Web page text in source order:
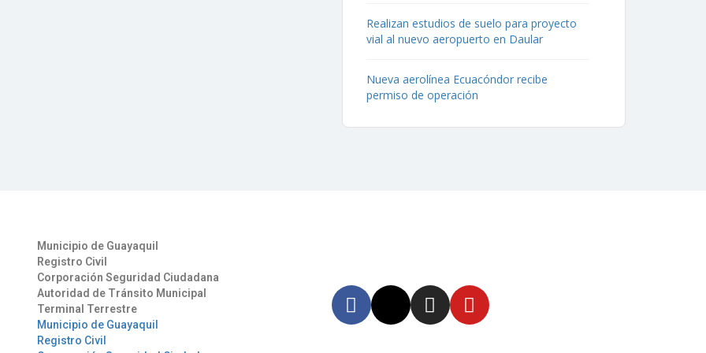
Realizan estudios de suelo para proyecto
vial al nuevo aeropuerto en Daular
Nueva aerolínea Ecuacóndor recibe
permiso de operación
Municipio de Guayaquil
Registro Civil
Corporación Seguridad Ciudadana
Autoridad de Tránsito Municipal
Terminal Terrestre
Municipio de Guayaquil
Registro Civil